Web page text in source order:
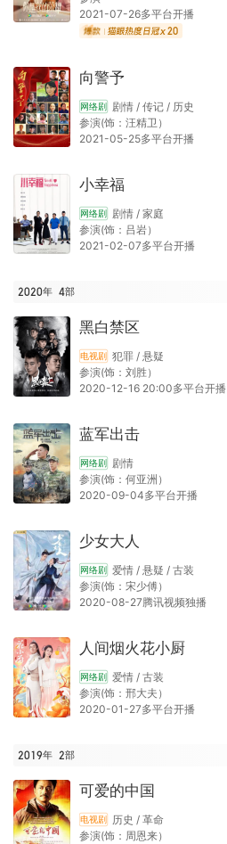
2021-07-26多平台开播
20
向警予
网络剧 剧情 / 传记 / 历史
参演(饰：汪精卫）
2021-05-25多平台开播
小幸福
网络剧 剧情 / 家庭
参演(饰：吕岩）
2021-02-07多平台开播
2020年 4部
黑白禁区
电视剧 犯罪 / 悬疑
参演(饰：刘胜）
2020-12-16 20:00多平台开播
蓝军出击
网络剧 剧情
参演(饰：何亚洲）
2020-09-04多平台开播
少女大人
网络剧 爱情 / 悬疑 / 古装
参演(饰：宋少傅）
2020-08-27腾讯视频独播
人间烟火花小厨
网络剧 爱情 / 古装
参演(饰：邢大夫）
2020-01-27多平台开播
2019年 2部
可爱的中国
电视剧 历史 / 革命
参演(饰：周恩来）